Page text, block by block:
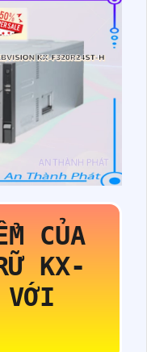
CỦA
KX-
VỚI